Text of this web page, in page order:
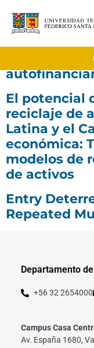
Tarificar
El potencial
reciclaje de
Latina y el
económica:
modelos de
de activos
Entry
Repeated
Departamento
+56 32 2654000
Campus Casa
Av. España 1680,